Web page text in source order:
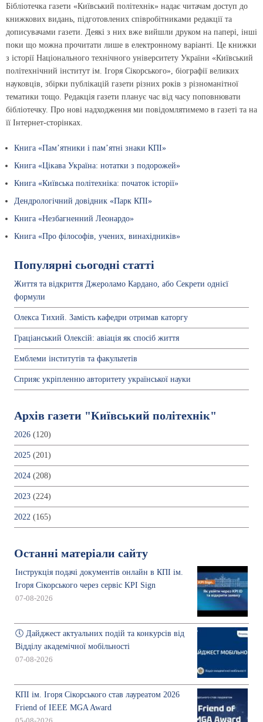
Бібліотечка газети «Київський політехнік» надає читачам доступ до
книжкових видань, підготовлених співробітниками редакції та
дописувачами газети. Деякі з них вже вийшли друком на папері, інші
поки що можна прочитати лише в електронному варіанті. Це книжки
з історії Національного технічного університету України «Київський
політехнічний інститут ім. Ігоря Сікорського», біографії великих
науковців, збірки публікацій газети різних років з різноманітної
тематики тощо. Редакція газети планує час від часу поповнювати
бібліотечку. Про нові надходження ми повідомлятимемо в газеті та на
її Інтернет-сторінках.
Книга «Пам’ятники і пам’ятні знаки КПІ»
Книга «Цікава Україна: нотатки з подорожей»
Книга «Київська політехніка: початок історії»
Дендрологічний довідник «Парк КПІ»
Книга «Незбагненний Леонардо»
Книга «Про філософів, учених, винахідників»
Популярні сьогодні статті
Життя та відкриття Джероламо Кардано, або Секрети однієї
формули
Олекса Тихий. Замість кафедри отримав каторгу
Граціанський Олексій: авіація як спосіб життя
Емблеми інститутів та факультетів
Сприяє укріпленню авторитету української науки
Архів газети "Київський політехнік"
2026 (120)
2025 (201)
2024 (208)
2023 (224)
2022 (165)
Останні матеріали сайту
Інструкція подачі документів онлайн в КПІ ім.
Ігоря Сікорського через сервіс KPI Sign
07-08-2026
🕔 Дайджест актуальних подій та конкурсів від
Відділу академічної мобільності
07-08-2026
КПІ ім. Ігоря Сікорського став лауреатом 2026
Friend of IEEE MGA Award